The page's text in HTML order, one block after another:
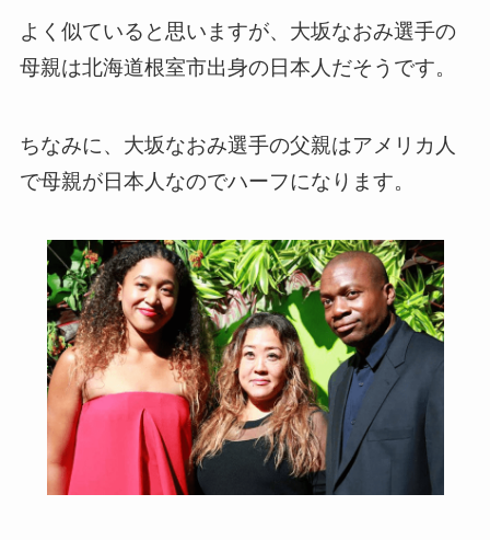
よく似ていると思いますが、大坂なおみ選手の
母親は北海道根室市出身の日本人だそうです。
ちなみに、大坂なおみ選手の父親はアメリカ人
で母親が日本人なのでハーフになります。